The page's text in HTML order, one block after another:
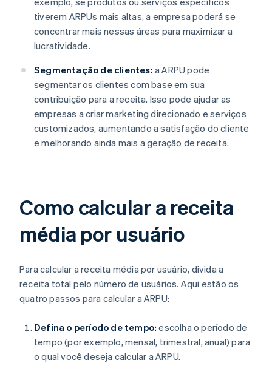
tiverem ARPUs mais altas, a empresa poderá se
concentrar mais nessas áreas para maximizar a
lucratividade.
Segmentação de clientes: a ARPU pode
segmentar os clientes com base em sua
contribuição para a receita. Isso pode ajudar as
empresas a criar marketing direcionado e serviços
customizados, aumentando a satisfação do cliente
e melhorando ainda mais a geração de receita.
Como calcular a receita
média por usuário
Para calcular a receita média por usuário, divida a
receita total pelo número de usuários. Aqui estão os
quatro passos para calcular a ARPU:
Defina o período de tempo: escolha o período de
tempo (por exemplo, mensal, trimestral, anual) para
o qual você deseja calcular a ARPU.